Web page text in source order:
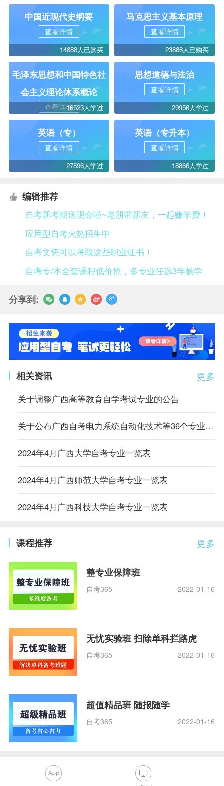
中国近现代史纲要
查看详情
14888人已购买
马克思主义基本原理
查看详情
23888人已购买
毛泽东思想和中国特色社
会主义理论体系概论
查看详情16523人学过
思想道德与法治
查看详情
29956人学过
英语（专）
查看详情
27896人学过
英语（专升本）
查看详情
18866人学过
编辑推荐
自考新考期送现金啦~老朋带新友，一起赚学费！
应用型自考火热招生中
自考文凭可以考取这些职业证书！
自考专/本全套课程低价抢，多专业任选3年畅学
分享到:
更多
相关资讯
关于调整广西高等教育自学考试专业的公告
关于公布广西自考电力系统自动化技术等36个专业停考方案公告
2024年4月广西大学自考专业一览表
2024年4月广西师范大学自考专业一览表
2024年4月广西科技大学自考专业一览表
更多
课程推荐
整专业保障班
自考365 2022-01-16
无忧实验班 扫除单科拦路虎
自考365 2022-01-16
超值精品班 随报随学
自考365 2022-01-16